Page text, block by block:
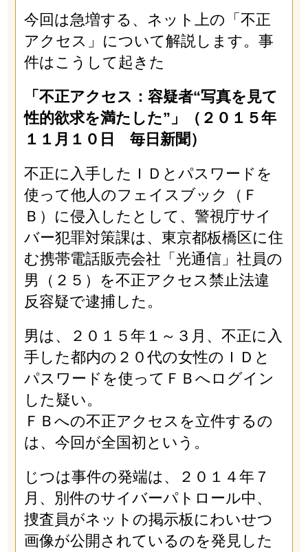
今回は急増する、ネット上の「不正
アクセス」について解説します。事
件はこうして起きた
「不正アクセス：容疑者“写真を見て
性的欲求を満たした”」（２０１５年
１１月１０日 毎日新聞）
不正に入手したＩＤとパスワードを
使って他人のフェイスブック（Ｆ
Ｂ）に侵入したとして、警視庁サイ
バー犯罪対策課は、東京都板橋区に住
む携帯電話販売会社「光通信」社員の
男（２５）を不正アクセス禁止法違
反容疑で逮捕した。
男は、２０１５年１～３月、不正に入
手した都内の２０代の女性のＩＤと
パスワードを使ってＦＢへログイン
した疑い。
ＦＢへの不正アクセスを立件するの
は、今回が全国初という。
じつは事件の発端は、２０１４年７
月、別件のサイバーパトロール中、
捜査員がネットの掲示板にわいせつ
画像が公開されているのを発見した